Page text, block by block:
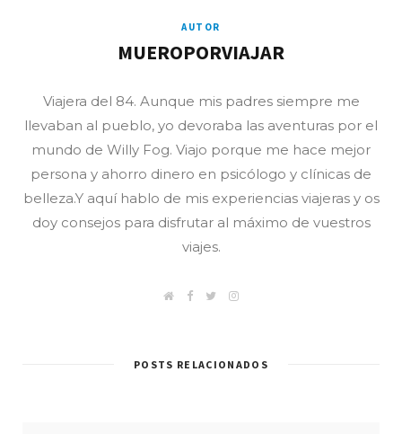
AUTOR
MUEROPORVIAJAR
Viajera del 84. Aunque mis padres siempre me
llevaban al pueblo, yo devoraba las aventuras por el
mundo de Willy Fog. Viajo porque me hace mejor
persona y ahorro dinero en psicólogo y clínicas de
belleza.Y aquí hablo de mis experiencias viajeras y os
doy consejos para disfrutar al máximo de vuestros
viajes.
W
o
F
o
r
I
r
POSTS RELACIONADOS